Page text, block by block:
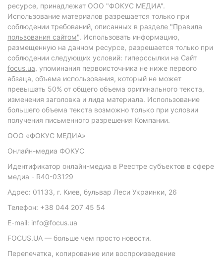
ресурсе, принадлежат ООО "ФОКУС МЕДИА".
Использование материалов разрешается только при
соблюдении требований, описанных в разделе "Правила
пользования сайтом". Использовать информацию,
размещенную на данном ресурсе, разрешается только при
соблюдении следующих условий: гиперссылки на Сайт
focus.ua, упоминания первоисточника не ниже первого
абзаца, объема использования, который не может
превышать 50% от общего объема оригинального текста,
изменения заголовка и лида материала. Использование
большего объема текста возможно только при условии
получения письменного разрешения Компании.
ООО «ФОКУС МЕДИА»
Онлайн-медиа ФОКУС
Идентификатор онлайн-медиа в Реестре субъектов в сфере
медиа - R40-03129
Адрес: 01133, г. Киев, бульвар Леси Украинки, 26
Телефон: +38 044 207 45 54
E-mail: info@focus.ua
FOCUS.UA — больше чем просто новости.
Перепечатка, копирование или воспроизведение